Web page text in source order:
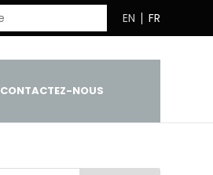
EN FR
CONTACTEZ-NOUS